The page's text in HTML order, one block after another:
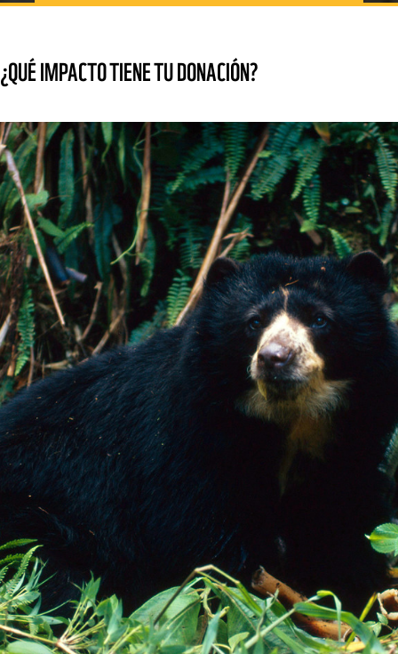
¿QUÉ IMPACTO TIENE TU DONACIÓN?